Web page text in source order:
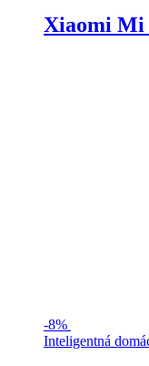
Xiaomi Mi
-8%
Inteligentná